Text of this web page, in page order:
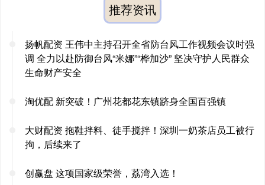
推荐资讯
扬帆配资 王伟中主持召开全省防台风工作视频会议时强
调 全力以赴防御台风“米娜”“桦加沙” 坚决守护人民群众
生命财产安全
淘优配 新突破！广州花都花东镇跻身全国百强镇
大财配资 拖鞋拌料、徒手搅拌！深圳一奶茶店员工被行
拘，后续来了
创赢盘 这项国家级荣誉，荔湾入选！